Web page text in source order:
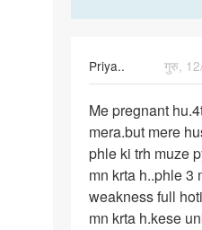
Priya..
गुरु,
Me
pregnant
hu.4th
mnth
chl…
Me pregnant
mera.but mere
phle ki trh muze
mn krta h..phle 3
weakness full
mn krta h.kese